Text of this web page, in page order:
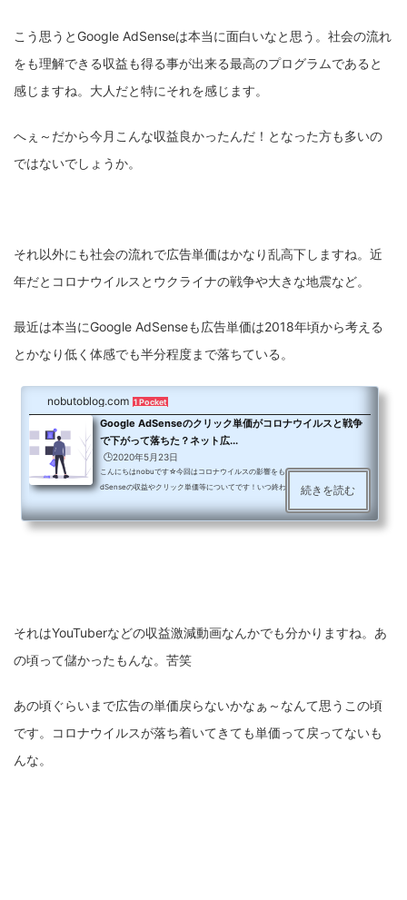
こう思うとGoogle AdSenseは本当に面白いなと思う。社会の流れ
をも理解できる収益も得る事が出来る最高のプログラムであると
感じますね。大人だと特にそれを感じます。
へぇ～だから今月こんな収益良かったんだ！となった方も多いの
ではないでしょうか。
それ以外にも社会の流れで広告単価はかなり乱高下しますね。近
年だとコロナウイルスとウクライナの戦争や大きな地震など。
最近は本当にGoogle AdSenseも広告単価は2018年頃から考える
とかなり低く体感でも半分程度まで落ちている。
nobutoblog.com 1 Pocket
Google AdSenseのクリック単価がコロナウイルスと戦争
で下がって落ちた？ネット広...
🕒️2020年5月23日
こんにちはnobuです☆今回はコロナウイルスの影響をもろに受けているGoogle A
dSenseの収益やクリック単価等についてです！いつ終わる…この世界的なパンデ
はいかがお過ごしですか？僕は最近、新しくこのnobublogを開設したので毎日更
新をしています♪4月、5月は世界的なパンデミックであるコロナウイルスの影響
続きを読む
それはYouTuberなどの収益激減動画なんかでも分かりますね。あ
の頃って儲かったもんな。苦笑
あの頃ぐらいまで広告の単価戻らないかなぁ～なんて思うこの頃
です。コロナウイルスが落ち着いてきても単価って戻ってないも
んな。